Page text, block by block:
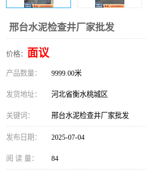
邢台水泥检查井厂家批发
价格： 面议
产品数量： 9999.00米
发货地址： 河北省衡水桃城区
关键词： 邢台水泥检查井厂家批发
发布日期： 2025-07-04
阅 读 量： 84